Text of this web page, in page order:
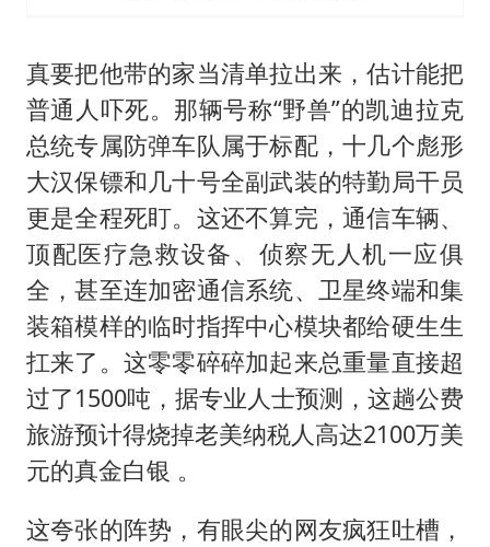
真要把他带的家当清单拉出来，估计能把
普通人吓死。那辆号称“野兽”的凯迪拉克
总统专属防弹车队属于标配，十几个彪形
大汉保镖和几十号全副武装的特勤局干员
更是全程死盯。这还不算完，通信车辆、
顶配医疗急救设备、侦察无人机一应俱
全，甚至连加密通信系统、卫星终端和集
装箱模样的临时指挥中心模块都给硬生生
扛来了。这零零碎碎加起来总重量直接超
过了1500吨，据专业人士预测，这趟公费
旅游预计得烧掉老美纳税人高达2100万美
元的真金白银 。
这夸张的阵势，有眼尖的网友疯狂吐槽，